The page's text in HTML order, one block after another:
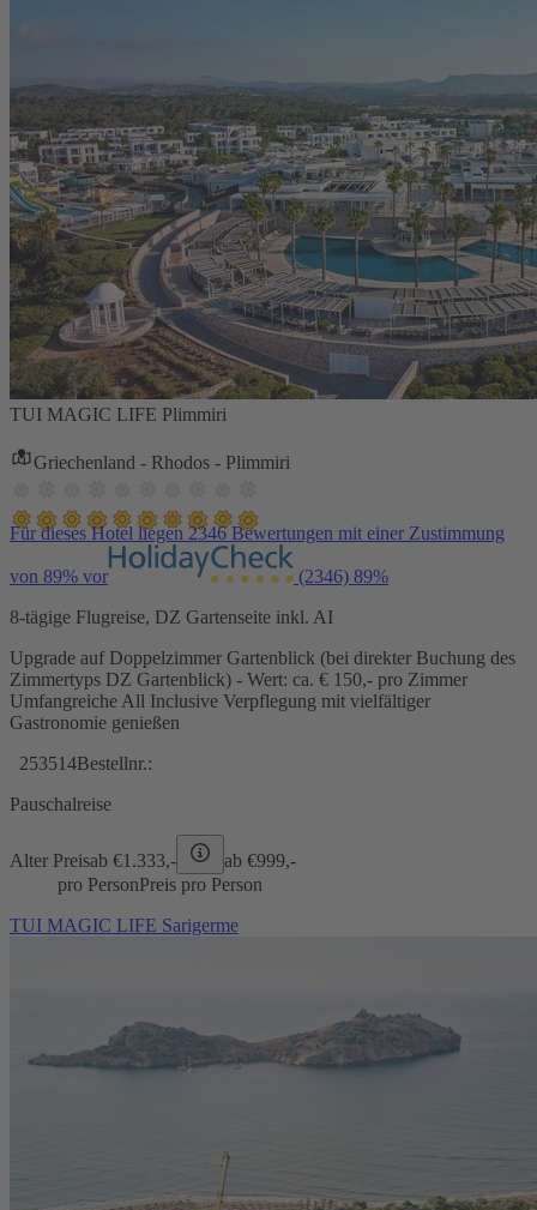
TUI MAGIC LIFE Plimmiri
Griechenland - Rhodos - Plimmiri
Für dieses Hotel liegen 2346 Bewertungen mit einer Zustimmung
von 89% vor (2346) 89%
8-tägige Flugreise, DZ Gartenseite inkl. AI
Upgrade auf Doppelzimmer Gartenblick (bei direkter Buchung des
Zimmertyps DZ Gartenblick) - Wert: ca. € 150,- pro Zimmer
Umfangreiche All Inclusive Verpflegung mit vielfältiger
Gastronomie genießen
253514Bestellnr.:
Pauschalreise
Alter Preisab €1.333,- ab €999,-
pro PersonPreis pro Person
TUI MAGIC LIFE Sarigerme